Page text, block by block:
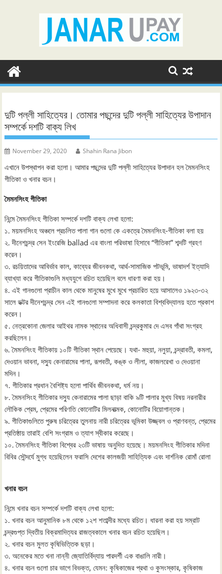
দুটি পল্লী সাহিত্যের। তোমার পছন্দের দুটি পল্লী সাহিত্যের উপাদান
সম্পর্কে দশটি বাক্য লিখ
November 29, 2020 Shahin Rana Jibon
এখানে উপস্থাপন করা হলো। আমার পছন্দের দুটি পল্লী সাহিত্যের উপাদান হল মৈমনসিংহ
গীতিকা ও খনার বচন।
মৈমনসিংহ গীতিকা
নিন্মে মৈমনসিংহ গীতিকা সম্পর্কে দশটি বাক্য লেখা হলো:
১. ময়মনসিংহ অঞ্চলে প্রচলিত পালা গান গুলো কে একত্রে মৈমনসিংহ-গীতিকা বলা হয়
২. দীনেশচন্দ্র সেন ইংরেজি ballad এর বাংলা পরিভাষা হিসাবে “গীতিকা” শব্দটি গ্রহণ
করেন।
৩. রচয়িতাদের আবির্ভাব কাল, কাব্যের জীবনকথা, আর্থ-সামাজিক পটভূমি, ভাষাদর্শ ইত্যাদি
ব্যাখ্যা করে গীতিকাগুলি মধ্যযুগে রচিত হয়েছিল বলে ধারণা করা হয়।
৪. এই গানগুলাে প্রাচীন কাল থেকে মানুষের মুখে মুখে প্রচারিত হয়ে আসালেও ১৯২৩-৩২
সালে ডক্টর দীনেশচন্দ্র সেন এই গানগুলাে সম্পাদনা করে কলকাতা বিশ্ববিদ্যালয় হতে প্রকাশ
করেন।
৫. নেত্রকোনা জেলার আইথর নামক স্থানের অধিবাসী চন্দ্রকুমার দে এসব গাঁথা সংগ্রহ
করছিলেন।
৬. মৈমনসিংহ গীতিকায় ১০টি গীতিকা স্থান পেয়েছে। যথা- মহুয়া, নলুয়া, চন্দ্রাবতী, কমলা,
দেওয়ান ভাবনা, দস্যু কেনারামের পালা, রূপবতী, কঙ্ক ও লীলা, কাজলরেখা ও দেওয়ানা
মদিন।
৭. গীতিকার প্রধান বৈশিষ্ট্য হলাে পার্থিব জীবনকথা, ধর্ম নয়।
৮. মৈমনসিংহ গীতিকার দস্যু কেনারামের পালা ছাড়া বাকি ৯টি পালার মুখ্য বিষয় নরনারীর
লৌকিক প্রেম, প্রেমের পরিণতি কোনােটির মিলনাত্মক, কোনােটির বিয়ােগান্তক।
৯. গীতিকাগুলিতে পুরুষ চরিত্রের তুলনায় নারী চরিত্রের ভূমিকা উজ্জ্বল ও প্রাণবন্ত, প্রেমের
প্রতিষ্ঠায় তারাই বেশি সংগ্রাম ও ত্যাগ স্বীকার করেছে।
১০. মৈমনসিংহ গীতিকা বিশ্বের ২৩টি ভাষায় অনুদিত হয়েছে। ময়মনসিংহ গীতিকার মদিনা
বিবির সৌন্দর্যে মুগ্ধ হয়েছিলেন ফরাসি দেশের কালজয়ী সাহিত্যিক এবং দার্শনিক রােমাঁ রােলা
খনার বচন
নিন্মে খনার বচন সম্পর্কে দশটি বাক্য লেখা হলো:
১. খনার বচন আনুমানিক ৮ম থেকে ১২শ শতাব্দীর মধ্যে রচিত। ধারনা করা হয় সম্রাট
চন্দ্রগুপ্ত দ্বিতীয় বিক্রমাদিত্যর রাজত্বকালে খনার বচন রচিত হয়েছিল।
২. খনার বচন মুলত কৃষিভিত্তিক ছড়া।
৩. অনেকের মতে খনা নান্নী জ্যোতির্বিদ্যায় পারদর্শী এক বাঙালি নারী।
৪. খনার বচন গুলাে চার ভাগে বিভক্ত, যেমন: কৃষিকাজের প্রথা ও কুসংস্কার, কৃষিকাজ